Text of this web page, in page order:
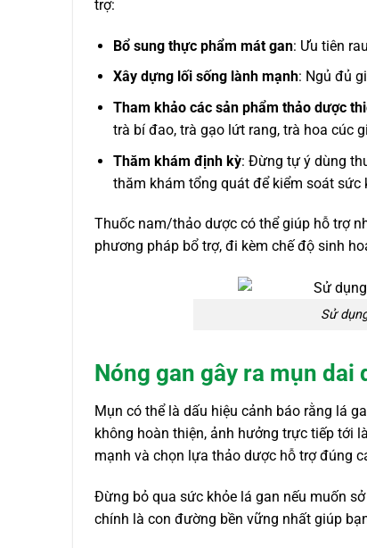
trợ:
Bổ sung thực phẩm mát gan: Ưu tiên
Xây dựng lối sống lành mạnh: Ngủ đủ
Tham khảo các sản phẩm thảo dược
trà bí đao, trà gạo lứt rang, trà hoa cúc
Thăm khám định kỳ: Đừng tự ý dùng
thăm khám tổng quát để kiểm soát sức
Thuốc nam/thảo dược có thể giúp hỗ trợ
phương pháp bổ trợ, đi kèm chế độ sinh
Sử
Nóng gan gây ra mụn dai
Mụn có thể là dấu hiệu cảnh báo rằng lá
không hoàn thiện, ảnh hưởng trực tiếp tới
mạnh và chọn lựa thảo dược hỗ trợ đúng
Đừng bỏ qua sức khỏe lá gan nếu muốn
chính là con đường bền vững nhất giúp